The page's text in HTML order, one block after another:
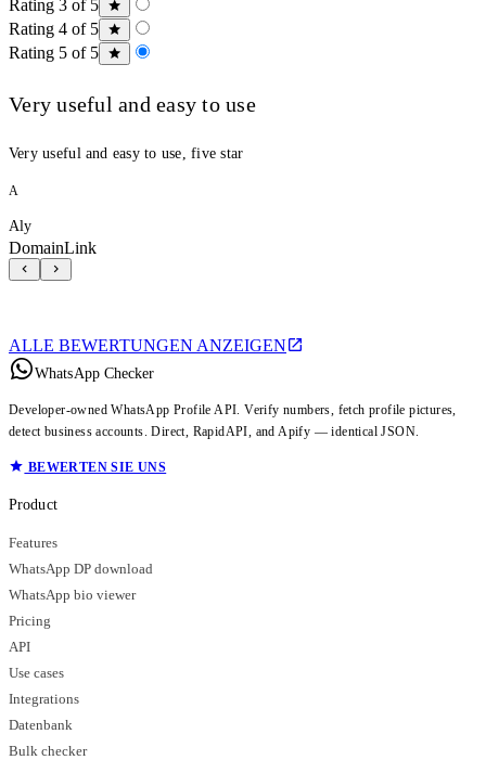
Rating 3 of 5
Rating 4 of 5
Rating 5 of 5
Very useful and easy to use
Very useful and easy to use, five star
A
Aly
DomainLink
ALLE BEWERTUNGEN ANZEIGEN
WhatsApp Checker
Developer-owned WhatsApp Profile API. Verify numbers, fetch profile pictures,
detect business accounts. Direct, RapidAPI, and Apify — identical JSON.
BEWERTEN SIE UNS
Product
Features
WhatsApp DP download
WhatsApp bio viewer
Pricing
API
Use cases
Integrations
Datenbank
Bulk checker